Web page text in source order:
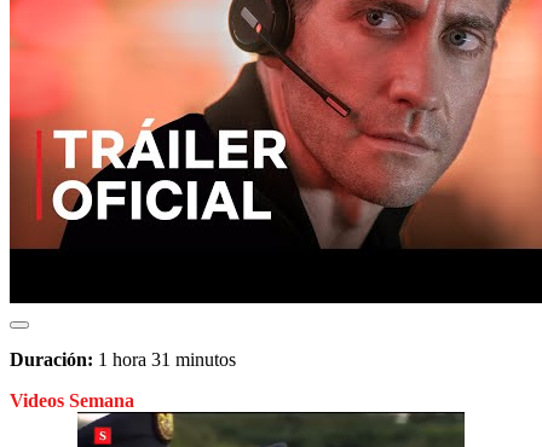
Duración: 1 hora 31 minutos
Videos Semana